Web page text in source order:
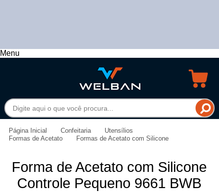
Menu
Página Inicial Confeitaria
Utensílios
Formas de Acetato
Formas de Acetato com Silicone
Forma de Acetato com Silicone
Controle Pequeno 9661 BWB